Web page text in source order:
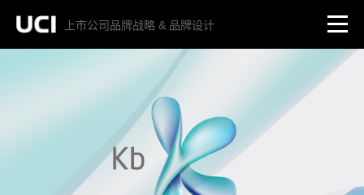
上市公司品牌战略 & 品牌设计